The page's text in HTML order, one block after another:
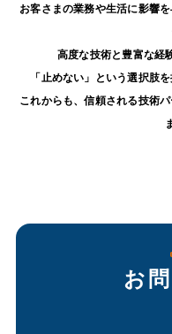
お客さまの業務や生活に影響
高度な技術と豊富な経
「止めない」という選択肢
これからも、信頼される技術
お